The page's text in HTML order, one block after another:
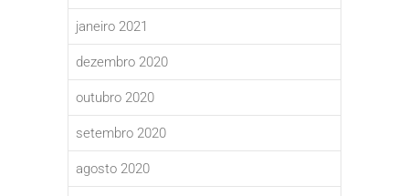
janeiro 2021
dezembro 2020
outubro 2020
setembro 2020
agosto 2020